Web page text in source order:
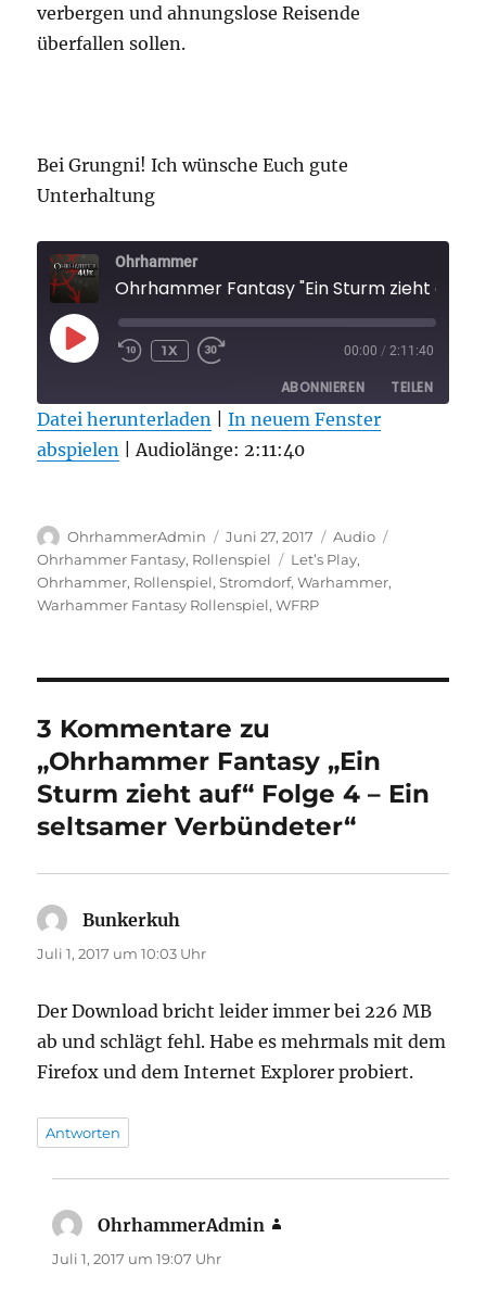
verbergen und ahnungslose Reisende
überfallen sollen.
Bei Grungni! Ich wünsche Euch gute
Unterhaltung
Ohrhammer
PLAY
EPISODE
1X 00:00 / 2:11:40
ABONNIEREN TEILEN
RSS FEED
TEILEN
EMBED
Datei herunterladen |In neuem Fenster
abspielen |Audiolänge: 2:11:40
Autor
OhrhammerAdmin
Veröffentlicht
am
Juni 27, 2017 Format
Audio
Ohrhammer Fantasy, Rollenspiel Schlagwörter
Let’s Play,
Ohrhammer, Rollenspiel,Stromdorf,Warhammer,
Warhammer Fantasy Rollenspiel,WFRP
3 Kommentare zu
„Ohrhammer Fantasy „Ein
Sturm zieht auf“ Folge 4 – Ein
seltsamer Verbündeter“
Bunkerkuh
Juli 1, 2017 um 10:03 Uhr
Der Download bricht leider immer bei 226 MB
ab und schlägt fehl. Habe es mehrmals mit dem
Firefox und dem Internet Explorer probiert.
Antworten
OhrhammerAdmin
Juli 1, 2017 um 19:07 Uhr